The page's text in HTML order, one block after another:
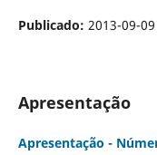
Publicado: 2013-09-09
Apresentação
Apresentação -